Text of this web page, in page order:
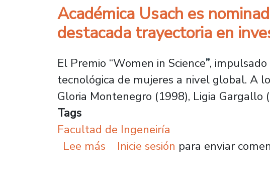
Académica Usach es
destacada trayectoria en
El Premio “Women in Science”,
tecnológica de mujeres a nivel global. A
Gloria Montenegro (1998), Ligia Gargallo
Tags
Facultad de Ingeneiría
Lee más sobre Académica Usach es
Inicie sesión para enviar